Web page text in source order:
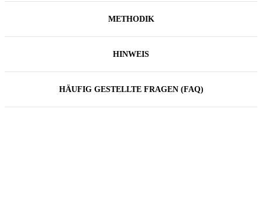
METHODIK
HINWEIS
HÄUFIG GESTELLTE FRAGEN (FAQ)